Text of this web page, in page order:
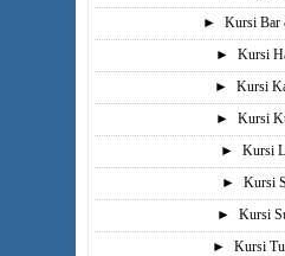
►
Kursi Bar
►
Kursi
►
Kursi
►
Kursi
►
Kursi
►
Kursi
►
Kursi
►
Kursi